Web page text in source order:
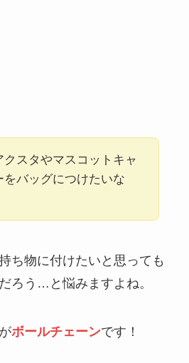
クスタやマスコットキャ
をバッグにつけたいな
ち物に付けたいと思っても
ろう…と悩みますよね。
ボールチェーンです！